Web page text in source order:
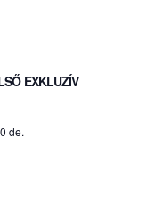
EXKLUZÍV
de.